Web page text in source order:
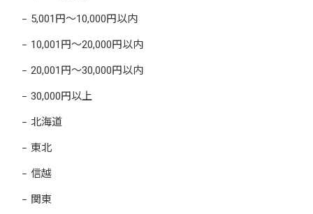
5,001円～10,000円以内
10,001円～20,000円以内
20,001円～30,000円以内
30,000円以上
北海道
東北
信越
関東